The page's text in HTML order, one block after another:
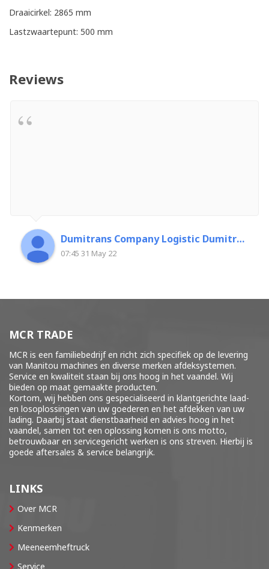
Draaicirkel: 2865 mm
Lastzwaartepunt: 500 mm
Reviews
Dumitrans Company Logistic Dumitrascu Florin
07:45 31 May 22
MCR TRADE
MCR is een familiebedrijf en richt zich specifiek op de levering
van Manitou machines en diverse merken afdeksystemen.
Service en kwaliteit staan bij ons hoog in het vaandel. Wij
bieden op maat gemaakte producten.
Kortom, wij hebben ons gespecialiseerd in klantgerichte laad-
en losoplossingen van uw goederen en het afdekken van uw
lading. Daarbij staat dienstbaarheid en advies hoog in het
vaandel, samen tot een oplossing komen is ons motto,
betrouwbaar en servicegericht werken is ons streven. Hierbij is
goede aftersales & service belangrijk.
LINKS
Over MCR
Kenmerken
Meeneemheftruck
Service